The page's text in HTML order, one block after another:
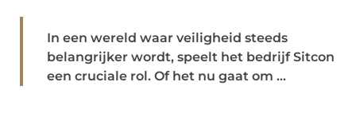
In een wereld waar veiligheid steeds
belangrijker wordt, speelt het bedrijf Sitcon
een cruciale rol. Of het nu gaat om ...